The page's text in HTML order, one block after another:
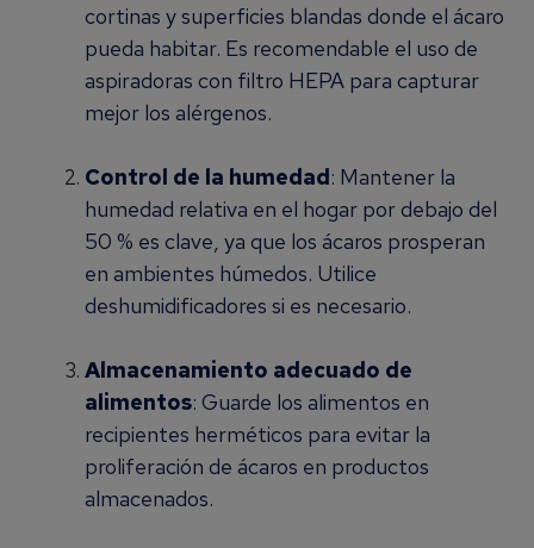
cortinas y superficies blandas donde el ácaro
pueda habitar. Es recomendable el uso de
aspiradoras con filtro HEPA para capturar
mejor los alérgenos.
Control de la humedad: Mantener la
humedad relativa en el hogar por debajo del
50 % es clave, ya que los ácaros prosperan
en ambientes húmedos. Utilice
deshumidificadores si es necesario.
Almacenamiento adecuado de
alimentos: Guarde los alimentos en
recipientes herméticos para evitar la
proliferación de ácaros en productos
almacenados.